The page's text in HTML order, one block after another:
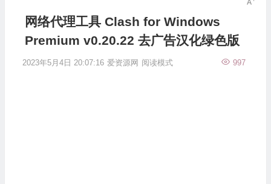
网络代理工具 Clash for Windows
Premium v0.20.22 去广告汉化绿色版
2023年5月4日 20:07:16 爱资源网 997
阅读模式